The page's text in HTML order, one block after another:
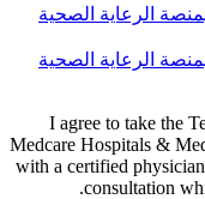
الرعاية الصحية
الرعاية الصحية
I agree to take the
Medcare Hospitals &
with a certified
consultation